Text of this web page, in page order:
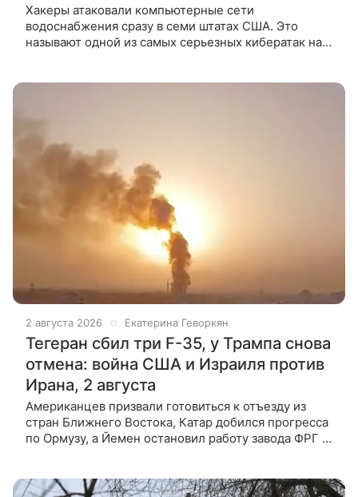
Хакеры атаковали компьютерные сети
водоснабжения сразу в семи штатах США. Это
называют одной из самых серьезных кибератак на
2 августа 2026 Екатерина Геворкян
Тегеран сбил три F-35, у Трампа снова
отмена: война США и Израиля против
Ирана, 2 августа
Американцев призвали готовиться к отъезду из
стран Ближнего Востока, Катар добился прогресса
по Ормузу, а Йемен остановил работу завода ФРГ в